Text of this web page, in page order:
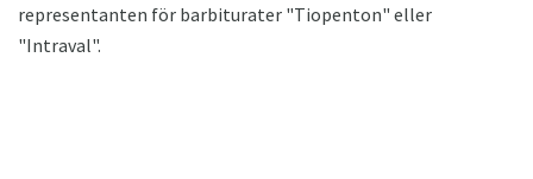
representanten för barbiturater "Tiopenton" eller
"Intraval".